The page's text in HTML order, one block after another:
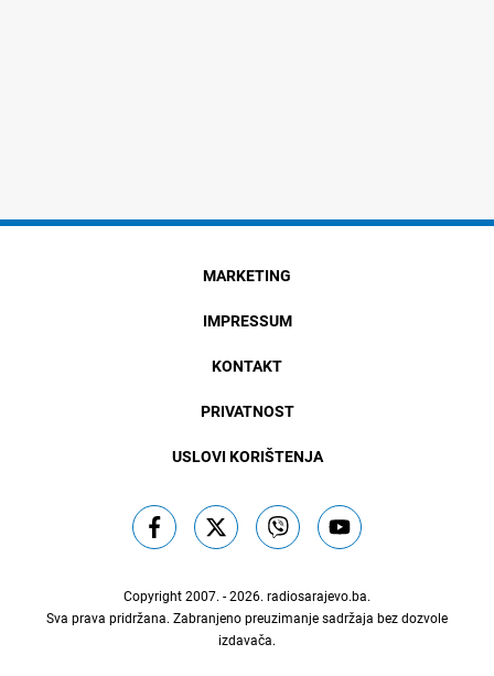
MARKETING
IMPRESSUM
KONTAKT
PRIVATNOST
USLOVI KORIŠTENJA
Copyright 2007. - 2026. radiosarajevo.ba.
Sva prava pridržana. Zabranjeno preuzimanje sadržaja bez dozvole
izdavača.